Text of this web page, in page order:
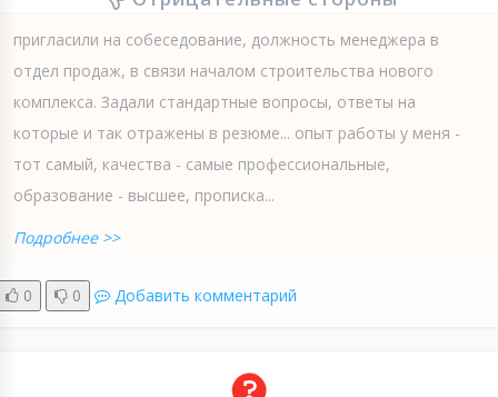
пригласили на собеседование, должность менеджера в
отдел продаж, в связи началом строительства нового
комплекса. Задали стандартные вопросы, ответы на
которые и так отражены в резюме... опыт работы у меня -
тот самый, качества - самые профессиональные,
образование - высшее, прописка...
Подробнее >>
0 0 Добавить комментарий